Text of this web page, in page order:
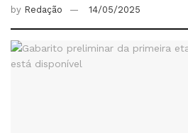
by Redação 14/05/2025